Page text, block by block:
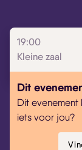
19:00
Kleine zaal
Dit
Dit evenement
iets voor jou?